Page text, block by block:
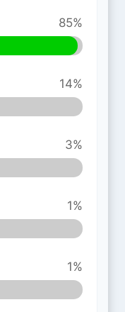
85%
14%
3%
1%
1%